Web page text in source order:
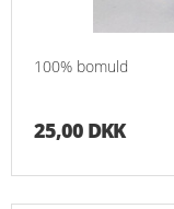
100% bomuld
25,00 DKK